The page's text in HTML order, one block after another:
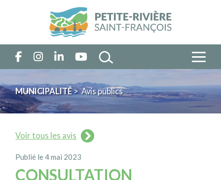
MUNICIPALITÉ> Avis publics
Voir tous les avis
Publié le 4 mai 2023
CONSULTATION